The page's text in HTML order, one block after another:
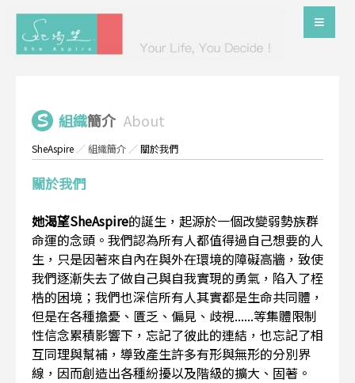
組織簡介 About
SheAspire ／組織簡介 ／關於我們
關於我們
她渴望SheAspire的誕生，起源於一個改變弱勢族群
命運的念頭。我們認為所有人都值得過自己想要的人
生，只是因著來自內在與外在環境的障礙高牆，致使
我們逐漸失去了做自己與自我實現的勇氣，陷入了桎
梏的困境；我們也深信所有人其實都是生命共同體，
但是在各種擔憂、匱乏、偏見、歧視......等集體限制
性信念累積影響下，忘記了彼此的連結，也忘記了相
互同理與幫補，導致產生許多有形與無形的分別界
線，因而創造出各種紛擾以及階級的擴大、固著。